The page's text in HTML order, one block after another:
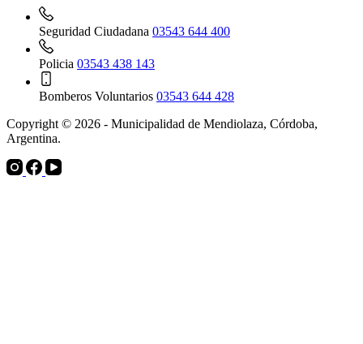
Seguridad Ciudadana 03543 644 400
Policia 03543 438 143
Bomberos Voluntarios 03543 644 428
Copyright © 2026 - Municipalidad de Mendiolaza, Córdoba,
Argentina.